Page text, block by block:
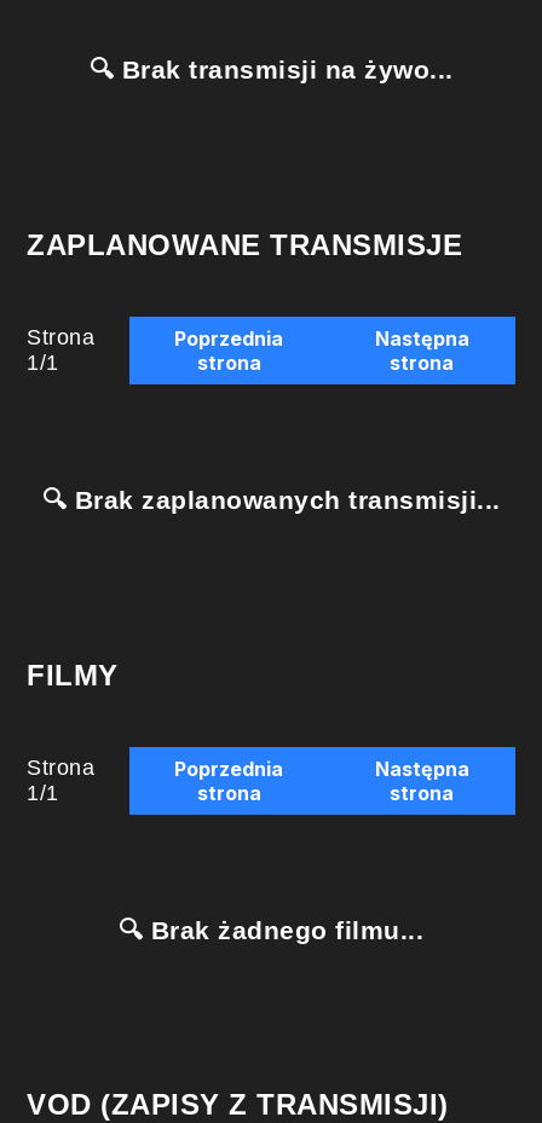
🔍 Brak transmisji na żywo...
ZAPLANOWANE TRANSMISJE
Strona
1/1
Poprzednia
strona
Następna
strona
🔍 Brak zaplanowanych transmisji...
FILMY
Strona
1/1
Poprzednia
strona
Następna
strona
🔍 Brak żadnego filmu...
VOD (ZAPISY Z TRANSMISJI)